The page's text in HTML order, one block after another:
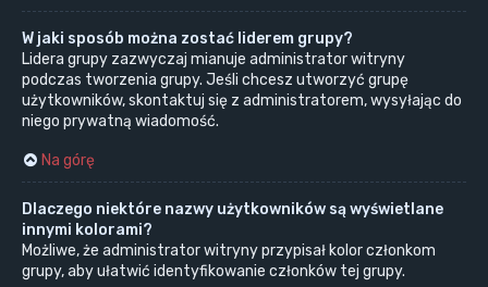
W jaki sposób można zostać liderem grupy?
Lidera grupy zazwyczaj mianuje administrator witryny
podczas tworzenia grupy. Jeśli chcesz utworzyć grupę
użytkowników, skontaktuj się z administratorem, wysyłając do
niego prywatną wiadomość.
Na górę
Dlaczego niektóre nazwy użytkowników są wyświetlane
innymi kolorami?
Możliwe, że administrator witryny przypisał kolor członkom
grupy, aby ułatwić identyfikowanie członków tej grupy.